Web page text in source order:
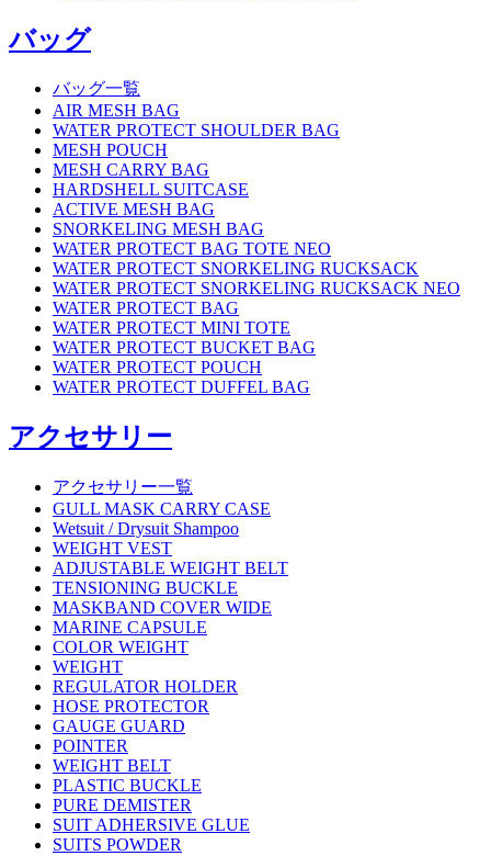
バッグ
バッグ一覧
AIR MESH BAG
WATER PROTECT SHOULDER BAG
MESH POUCH
MESH CARRY BAG
HARDSHELL SUITCASE
ACTIVE MESH BAG
SNORKELING MESH BAG
WATER PROTECT BAG TOTE NEO
WATER PROTECT SNORKELING RUCKSACK
WATER PROTECT SNORKELING RUCKSACK NEO
WATER PROTECT BAG
WATER PROTECT MINI TOTE
WATER PROTECT BUCKET BAG
WATER PROTECT POUCH
WATER PROTECT DUFFEL BAG
アクセサリー
アクセサリー一覧
GULL MASK CARRY CASE
Wetsuit / Drysuit Shampoo
WEIGHT VEST
ADJUSTABLE WEIGHT BELT
TENSIONING BUCKLE
MASKBAND COVER WIDE
MARINE CAPSULE
COLOR WEIGHT
WEIGHT
REGULATOR HOLDER
HOSE PROTECTOR
GAUGE GUARD
POINTER
WEIGHT BELT
PLASTIC BUCKLE
PURE DEMISTER
SUIT ADHERSIVE GLUE
SUITS POWDER